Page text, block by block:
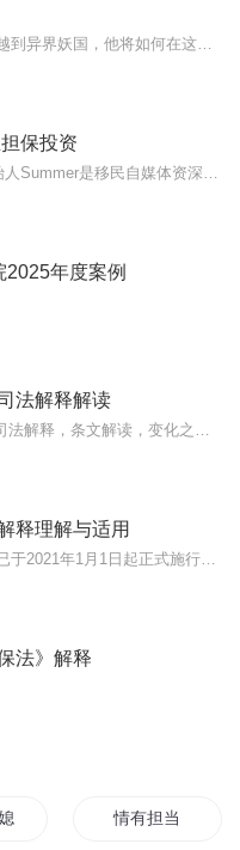
保投资
年度案例
法解释解读
释理解与适用
法》解释
有担当 情有担当